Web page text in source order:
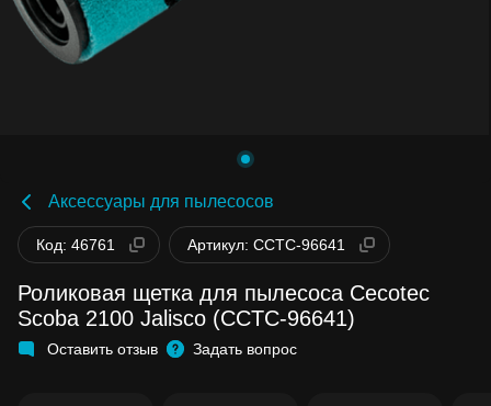
Аксессуары для пылесосов
Код: 46761 Артикул: CCTC-96641
Роликовая щетка для пылесоса Cecotec
Scoba 2100 Jalisco (CCTC-96641)
Оставить отзыв Задать вопрос